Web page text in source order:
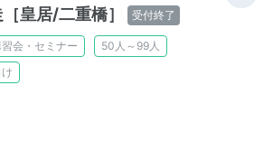
皇居/二重橋］
受付終了
会・セミナー
50人～99人